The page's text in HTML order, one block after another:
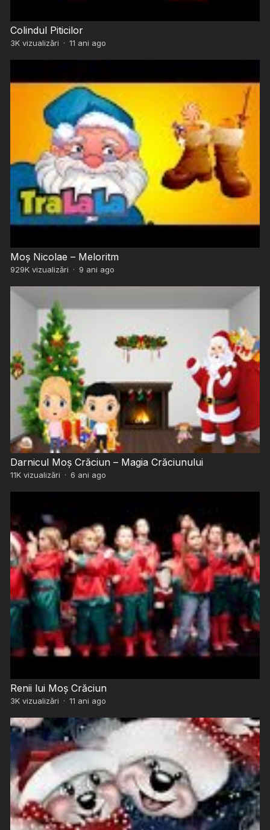
Colindul Piticilor
3Kvizualizări · 11 ani ago
Moș Nicolae – Meloritm
929Kvizualizări · 9 ani ago
Darnicul Moș Crăciun – Magia Crăciunului
11Kvizualizări · 6 ani ago
Renii lui Moș Crăciun
3Kvizualizări · 11 ani ago